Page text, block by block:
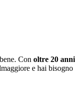
Con oltre 20
e hai bisogno